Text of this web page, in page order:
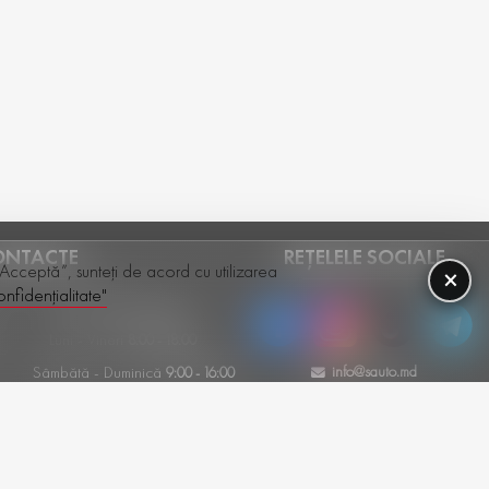
×
sunteți de acord cu utilizarea
+(373) 79-600-386
Sâmbătă - Duminică 9:00 - 16:00
REȚELELE SOCIALE
info@sauto.md